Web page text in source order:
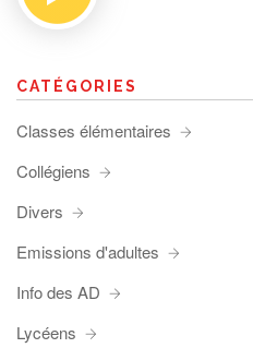
CATÉGORIES
Classes élémentaires
Collégiens
Divers
Emissions d'adultes
Info des AD
Lycéens